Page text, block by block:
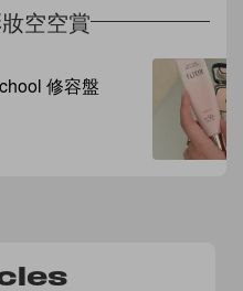
空空賞
修容盤